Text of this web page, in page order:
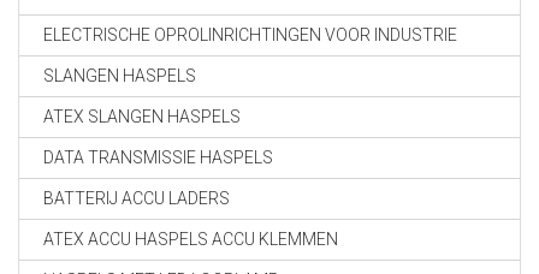
ELECTRISCHE OPROLINRICHTINGEN VOOR INDUSTRIE
SLANGEN HASPELS
ATEX SLANGEN HASPELS
DATA TRANSMISSIE HASPELS
BATTERIJ ACCU LADERS
ATEX ACCU HASPELS ACCU KLEMMEN